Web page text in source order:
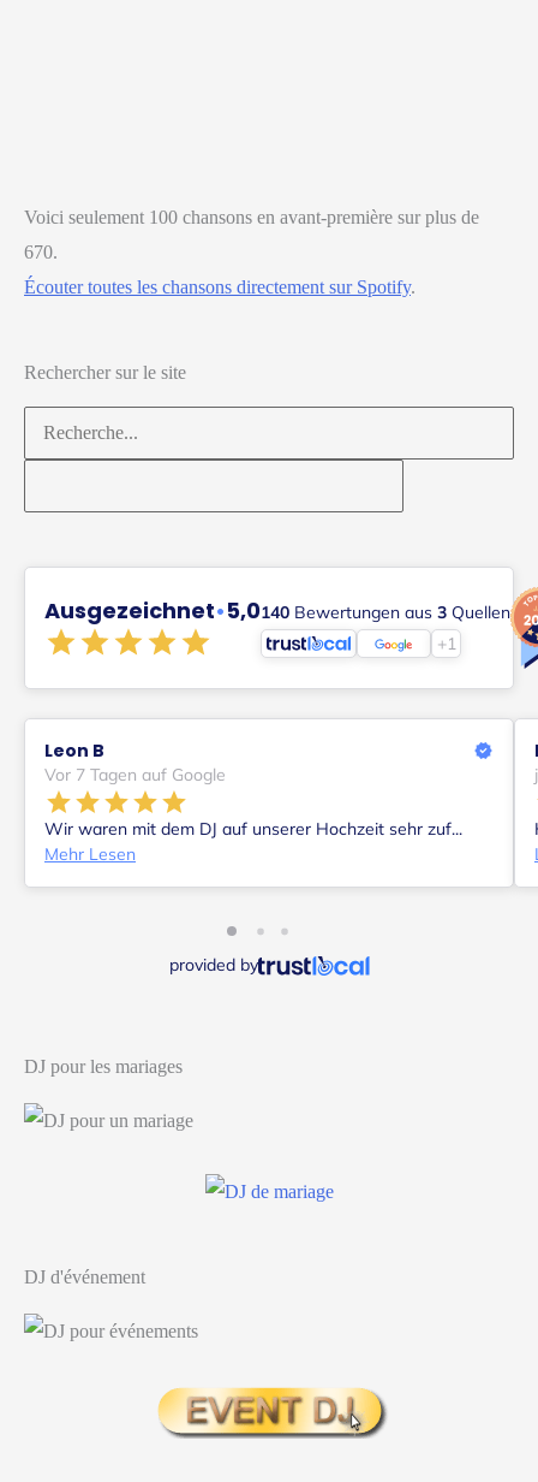
Voici seulement 100 chansons en avant-première sur plus de
670.
Écouter toutes les chansons directement sur Spotify.
Rechercher sur le site
Rechercher :
Ausgezeichnet•5,0140 Bewertungen aus 3 Quellen
+1
Leon B
Vor 7 Tagen auf Google
Wir waren mit dem DJ auf unserer Hochzeit sehr zuf...
Mehr Lesen
provided by
DJ pour les mariages
DJ d'événement